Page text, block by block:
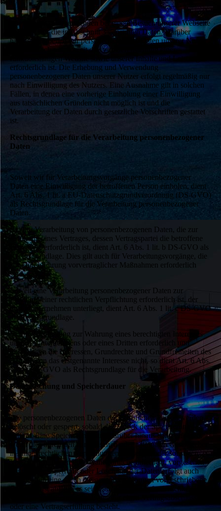
Wir erheben und verwenden bei einem Besuch unserer Webseite
zunächst nur die in Abschnitt 3 genannten Daten. Darüber
hinaus verarbeiten wir personenbezogene Daten unserer Nutzer
grundsätzlich nur, soweit dies zur Bereitstellung einer
funktionsfähigen Website sowie unserer Inhalte und Leistungen
erforderlich ist. Die Erhebung und Verwendung
personenbezogener Daten unserer Nutzer erfolgt regelmäßig nur
nach Einwilligung des Nutzers. Eine Ausnahme gilt in solchen
Fällen, in denen eine vorherige Einholung einer Einwilligung
aus tatsächlichen Gründen nicht möglich ist und die
Verarbeitung der Daten durch gesetzliche Vorschriften gestattet
ist.
Rechtsgrundlage für die Verarbeitung personenbezogener
Daten
Soweit wir für Verarbeitungsvorgänge personenbezogener
Daten eine Einwilligung der betroffenen Person einholen, dient
Art. 6 Abs. 1 lit. a EU-Datenschutzgrundverordnung (DS-GVO)
als Rechtsgrundlage für die Verarbeitung personenbezogener
Daten.
Bei der Verarbeitung von personenbezogenen Daten, die zur
Erfüllung eines Vertrages, dessen Vertragspartei die betroffene
Person ist, erforderlich ist, dient Art. 6 Abs. 1 lit. b DS-GVO als
Rechtsgrundlage. Dies gilt auch für Verarbeitungsvorgänge, die
zur Durchführung vorvertraglicher Maßnahmen erforderlich
sind.
Soweit eine Verarbeitung personenbezogener Daten zur
Erfüllung einer rechtlichen Verpflichtung erforderlich ist, der
unser Unternehmen unterliegt, dient Art. 6 Abs. 1 lit. c DS-GVO
als Rechtsgrundlage.
Ist die Verarbeitung zur Wahrung eines berechtigten Interesses
unseres Unternehmens oder eines Dritten erforderlich und
überwiegen die Interessen, Grundrechte und Grundfreiheiten des
Betroffenen das erstgenannte Interesse nicht, so dient Art. 6 Abs.
1 lit. f DS-GVO als Rechtsgrundlage für die Verarbeitung.
Datenlöschung und Speicherdauer
Die personenbezogenen Daten der betroffenen Person werden
gelöscht oder gesperrt, sobald der Zweck der Speicherung
entfällt. Eine Speicherung kann darüber hinaus dann erfolgen,
wenn dies durch den europäischen oder nationalen Gesetzgeber
in unionsrechtlichen Verordnungen, Gesetzen oder sonstigen
Vorschriften, denen der Verantwortliche unterliegt, vorgesehen
wurde. Eine Sperrung oder Löschung der Daten erfolgt auch
dann, wenn eine durch die genannten Normen vorgeschriebene
Speicherfrist abläuft, es sei denn, dass eine Erforderlichkeit zur
weiteren Speicherung der Daten für einen Vertragsabschluss
oder eine Vertragserfüllung besteht.